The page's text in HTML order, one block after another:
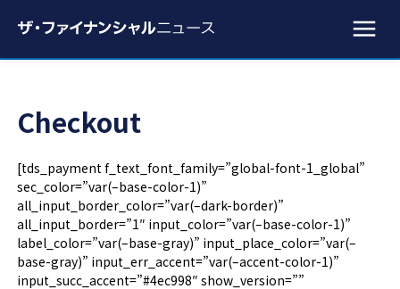
Checkout
[tds_payment f_text_font_family=”global-font-1_global”
sec_color=”var(–base-color-1)”
all_input_border_color=”var(–dark-border)”
all_input_border=”1″ input_color=”var(–base-color-1)”
label_color=”var(–base-gray)” input_place_color=”var(–
base-gray)” input_err_accent=”var(–accent-color-1)”
input_succ_accent=”#4ec998″ show_version=””